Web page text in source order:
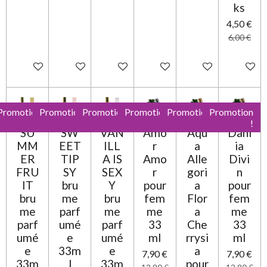
Ajouter au panierAjouter au panierAjouter au panierAjouter au panierAjouter au panier
ks
4,50 €
6,00 €
Ajouter
SU
MM
ER
FRU
IT
bru
me
parf
umé
e
33m
Promotion
SW
EET
TIP
SY
bru
me
parf
umé
e
33m
l
Promotion
VAN
ILL
A IS
SEX
Y
bru
me
parf
umé
e
33m
Promotion
Amo
r
Amo
r
pour
fem
me
33
ml
7,90 €
Promotion
Aqu
a
Alle
gori
a
Flor
a
Che
rrysi
a
pour
Promotion
!
Dahl
ia
Divi
n
pour
fem
me
33
ml
7,90 €